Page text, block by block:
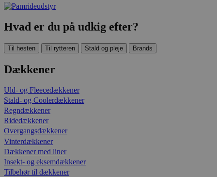
Hvad er du på udkig efter?
Til hesten Til rytteren Stald og pleje Brands
Dækkener
Uld- og Fleecedækkener
Stald- og Coolerdækkener
Regndækkener
Ridedækkener
Overgangsdækkener
Vinterdækkener
Dækkener med liner
Insekt- og eksemdækkener
Tilbehør til dækkener